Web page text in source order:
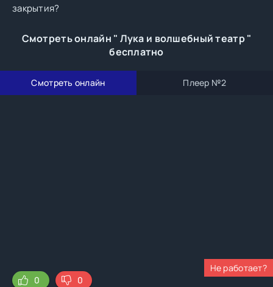
закрытия?
Смотреть онлайн " Лука и волшебный театр "
бесплатно
Смотреть онлайн Плеер №2
Не работает?
0
0